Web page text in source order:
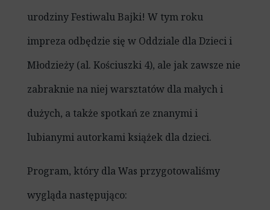
urodziny Festiwalu Bajki! W tym roku
impreza odbędzie się w Oddziale dla Dzieci i
Młodzieży (al. Kościuszki 4), ale jak zawsze nie
zabraknie na niej warsztatów dla małych i
dużych, a także spotkań ze znanymi i
lubianymi autorkami książek dla dzieci.
Program, który dla Was przygotowaliśmy
wygląda następująco: